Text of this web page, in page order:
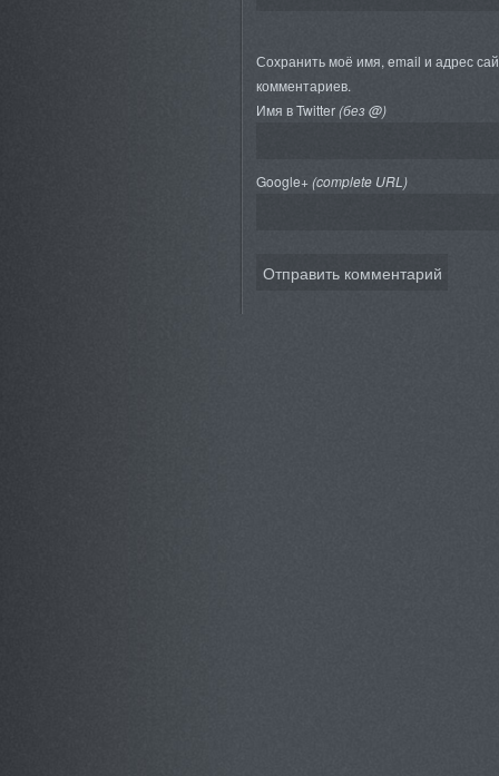
Сохранить моё имя, email и адрес
комментариев.
Имя в Twitter(без @)
Google+(complete URL)